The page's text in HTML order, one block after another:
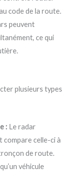
code de la route.
peuvent
ce qui
plusieurs types
: Le radar
compare celle-ci à
de route.
véhicule